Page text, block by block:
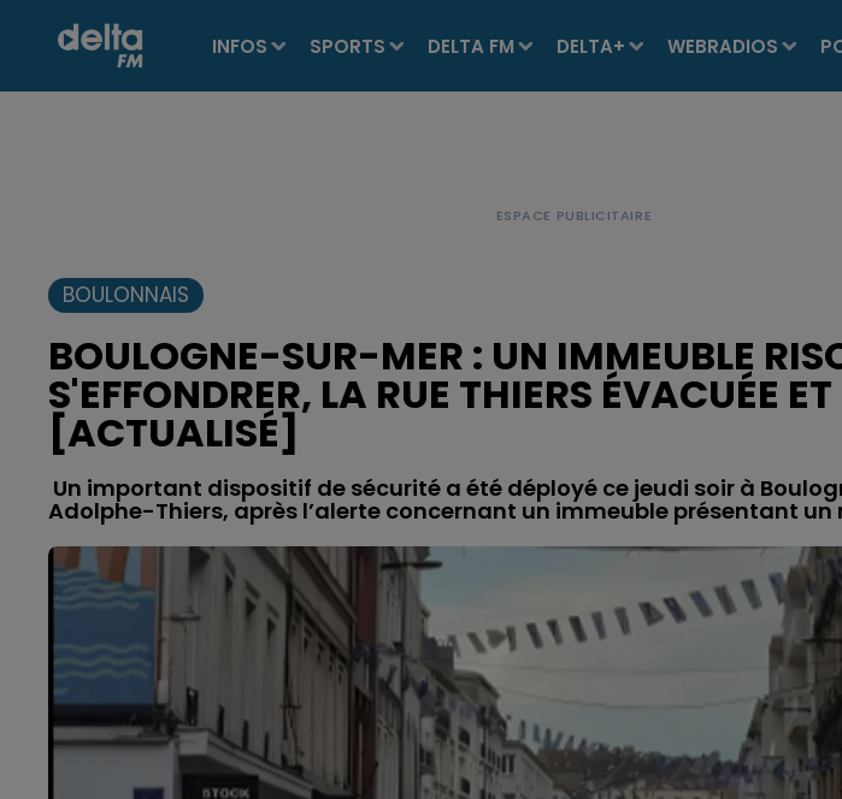
INFOS SPORTS DELTA FM DELTA+ WEBRADIOS
BOULONNAIS
BOULOGNE-SUR-MER : UN IMMEUBLE
S'EFFONDRER, LA RUE THIERS ÉVACUÉE ET
[ACTUALISÉ]
Un important dispositif de sécurité a été déployé ce jeudi soir à
Adolphe-Thiers, après l’alerte concernant un immeuble présentant un